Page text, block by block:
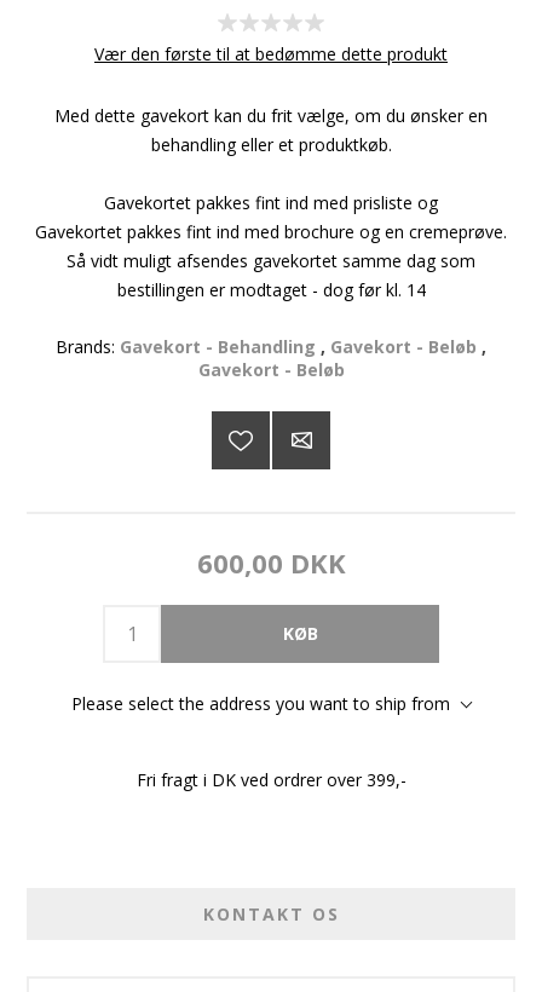
Vær den første til at bedømme dette produkt
Med dette gavekort kan du frit vælge, om du ønsker en
behandling eller et produktkøb.
Gavekortet pakkes fint ind med prisliste og
Gavekortet pakkes fint ind med brochure og en cremeprøve.
Så vidt muligt afsendes gavekortet samme dag som
bestillingen er modtaget - dog før kl. 14
Brands: Gavekort - Behandling , Gavekort - Beløb ,
Gavekort - Beløb
600,00 DKK
Please select the address you want to ship from
Fri fragt i DK ved ordrer over 399,-
KONTAKT OS